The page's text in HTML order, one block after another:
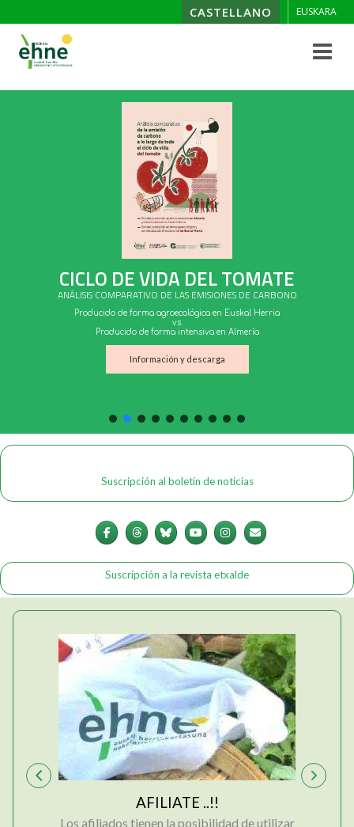
CASTELLANO EUSKARA
Toggle
CICLO DE VIDA DEL TOMATE
ANÁLISIS COMPARATIVO DE LAS EMISIONES DE CARBONO
Producido de forma agroecológica en Euskal Herria
vs.
Producido de forma intensiva en Almería
Información y descarga
Suscripción al boletín de noticias
Suscripción a la revista etxalde
AFILIATE ..!!
Los afiliados tienen la posibilidad de utilizar